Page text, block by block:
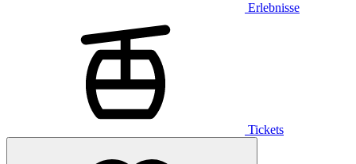
Erlebnisse
Tickets